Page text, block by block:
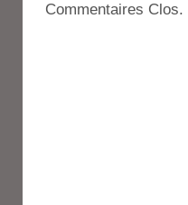
Commentaires Clos.